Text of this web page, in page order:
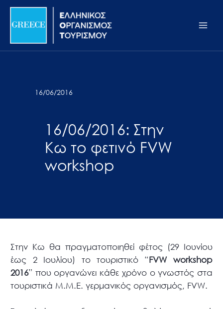
Σημείωση:
ιστότοπος
προσβασιμότητας.
Μετάβαση
περιεχόμενο
16/06/2016
16/06/2016: Στην
Κω το φετινό FVW
workshop
Στην Κω θα πραγματοποιηθεί φέτος (29 Ιουνίου
έως 2 Ιουλίου) το τουριστικό “FVW workshop
2016” που οργανώνει κάθε χρόνο ο γνωστός στα
τουριστικά Μ.Μ.Ε. γερμανικός οργανισμός, FVW.